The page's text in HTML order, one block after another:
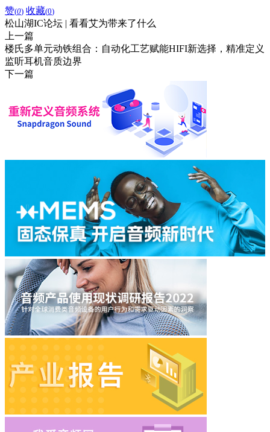
赞(0) 收藏(0)
松山湖IC论坛 | 看看艾为带来了什么
上一篇
楼氏多单元动铁组合：自动化工艺赋能HIFI新选择，精准定义
监听耳机音质边界
下一篇